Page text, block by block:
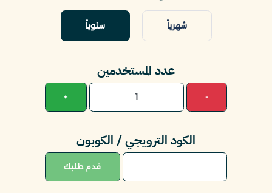
شهرياً سنوياً
عدد المستخدمين
-
+
الكود الترويجي / الكوبون
قدم طلبك